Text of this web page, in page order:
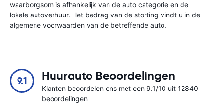
waarborgsom is afhankelijk van de auto categorie en de
lokale autoverhuur. Het bedrag van de storting vindt u in de
algemene voorwaarden van de betreffende auto.
9.1 Huurauto Beoordelingen
Klanten beoordelen ons met een 9.1/10 uit 12840
beoordelingen